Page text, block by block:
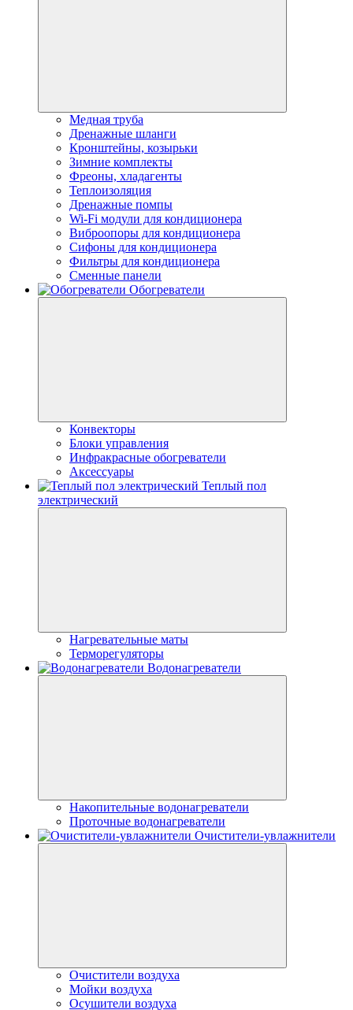
Медная труба
Дренажные шланги
Кронштейны, козырьки
Зимние комплекты
Фреоны, хладагенты
Теплоизоляция
Дренажные помпы
Wi-Fi модули для кондиционера
Виброопоры для кондиционера
Сифоны для кондиционера
Фильтры для кондиционера
Сменные панели
Обогреватели
Конвекторы
Блоки управления
Инфракрасные обогреватели
Аксессуары
Теплый пол
электрический
Нагревательные маты
Терморегуляторы
Водонагреватели
Накопительные водонагреватели
Проточные водонагреватели
Очистители-увлажнители
Очистители воздуха
Мойки воздуха
Осушители воздуха